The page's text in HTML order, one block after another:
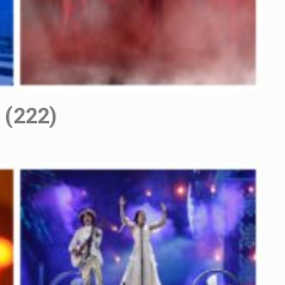
(222)